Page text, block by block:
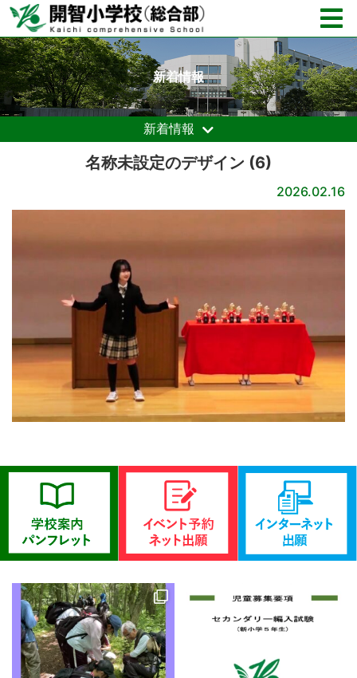
新着情報
新着情報
名称未設定のデザイン (6)
2026.02.16